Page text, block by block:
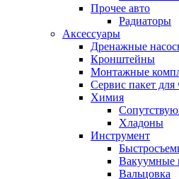
Прочее авто
Радиаторы
Аксессуары
Дренажные
Кронштейны
Монтажные
Сервис пакет
Химия
Хладоны
Инструмент
Вакуумные
Вальцовка